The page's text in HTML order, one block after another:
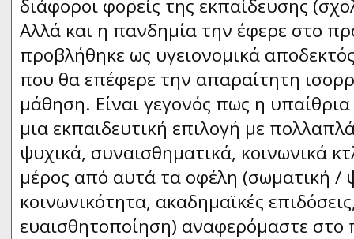
διάφοροι φορείς της εκπαίδευσης
Αλλά και η πανδημία την έφερε στο
προβλήθηκε ως υγειονομικά
που θα επέφερε την απαραίτητη
μάθηση. Είναι γεγονός πως η
μια εκπαιδευτική επιλογή με
ψυχικά, συναισθηματικά, κοινωνικά
μέρος από αυτά τα οφέλη (σωματική /
κοινωνικότητα, ακαδημαϊκές
ευαισθητοποίηση) αναφερόμαστε